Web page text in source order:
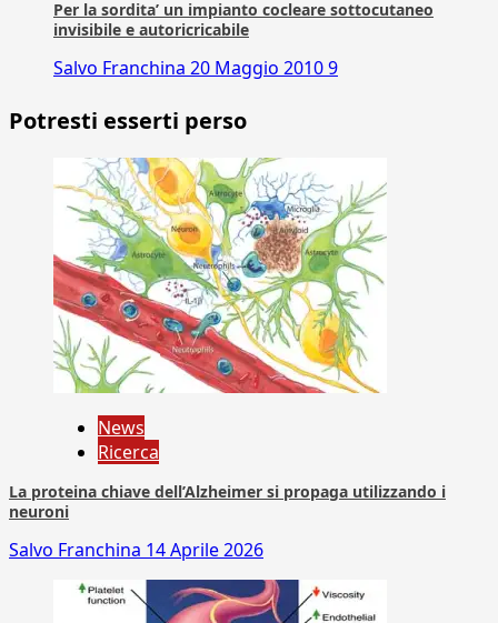
Per la sordita’ un impianto cocleare sottocutaneo
invisibile e autoricricabile
Salvo Franchina 20 Maggio 20109
Potresti esserti perso
News
Ricerca
La proteina chiave dell’Alzheimer si propaga utilizzando i
neuroni
Salvo Franchina 14 Aprile 2026